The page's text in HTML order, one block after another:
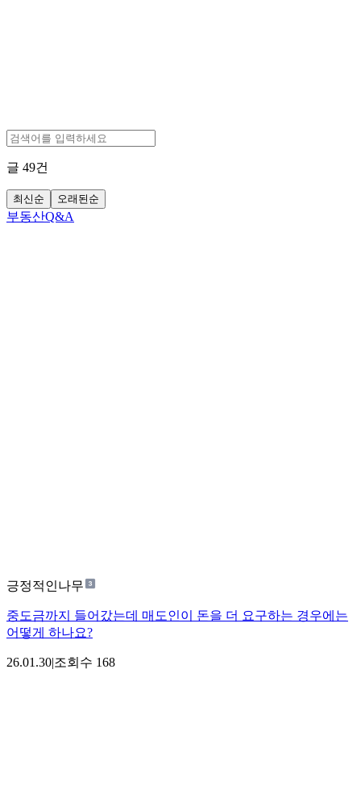
글 49건
최신순 오래된순
부동산Q&A
긍정적인나무
중도금까지 들어갔는데 매도인이 돈을 더 요구하는 경우에는
어떻게 하나요?
26.01.30|조회수 168